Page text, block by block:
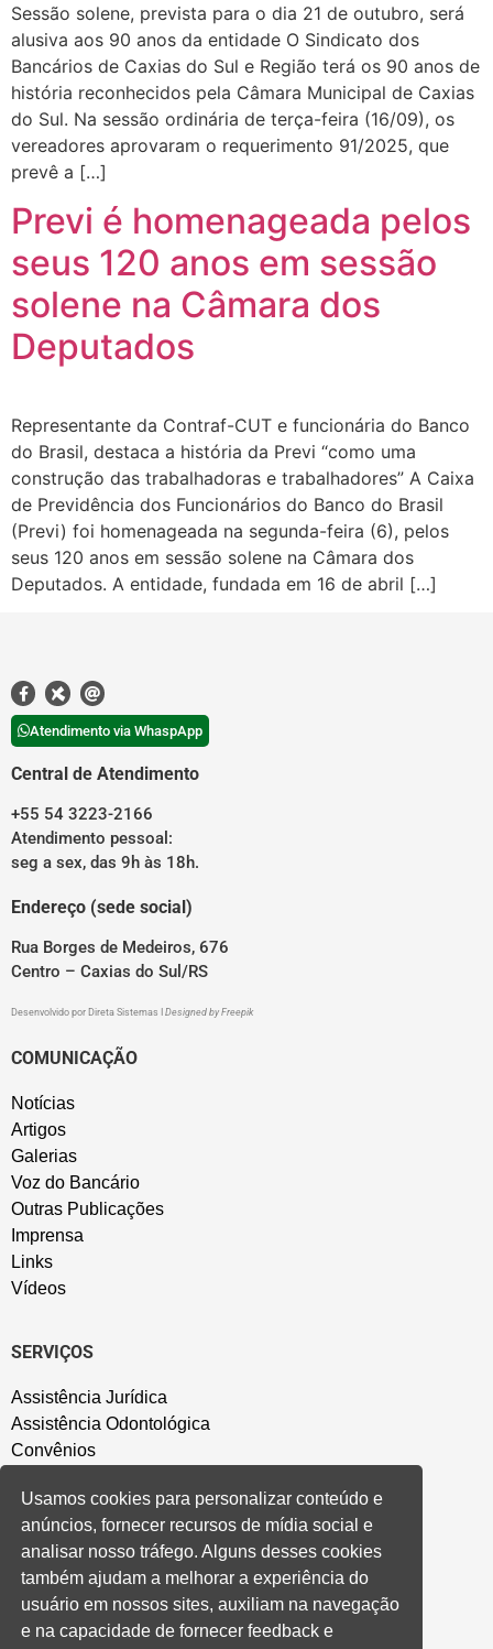
Sessão solene, prevista para o dia 21 de outubro, será
alusiva aos 90 anos da entidade O Sindicato dos
Bancários de Caxias do Sul e Região terá os 90 anos de
história reconhecidos pela Câmara Municipal de Caxias
do Sul. Na sessão ordinária de terça-feira (16/09), os
vereadores aprovaram o requerimento 91/2025, que
prevê a […]
Previ é homenageada pelos
seus 120 anos em sessão
solene na Câmara dos
Deputados
Representante da Contraf-CUT e funcionária do Banco
do Brasil, destaca a história da Previ “como uma
construção das trabalhadoras e trabalhadores” A Caixa
de Previdência dos Funcionários do Banco do Brasil
(Previ) foi homenageada na segunda-feira (6), pelos
seus 120 anos em sessão solene na Câmara dos
Deputados. A entidade, fundada em 16 de abril […]
Atendimento via WhaspApp
Central de Atendimento
+55 54 3223-2166
Atendimento pessoal:
seg a sex, das 9h às 18h.
Endereço (sede social)
Rua Borges de Medeiros, 676
Centro – Caxias do Sul/RS
Desenvolvido por Direta Sistemas Designed by Freepik
COMUNICAÇÃO
Notícias
Artigos
Galerias
Voz do Bancário
Outras Publicações
Imprensa
Links
Vídeos
SERVIÇOS
Assistência Jurídica
Assistência Odontológica
Convênios
Salão de Festa
Política de Privacidade
CONVENÇÃO COLETIVA E ACORDOS
Convenções Coletivas
Usamos cookies para personalizar conteúdo e
anúncios, fornecer recursos de mídia social e
analisar nosso tráfego. Alguns desses cookies
também ajudam a melhorar a experiência do
usuário em nossos sites, auxiliam na navegação
e na capacidade de fornecer feedback e